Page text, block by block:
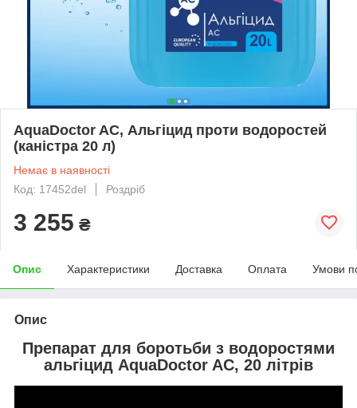
AquaDoctor AC, Альгіцид проти водоростей
(каністра 20 л)
Немає в наявності
Код: 17452del
Роздріб
3 255 ₴
Опис Характеристики Доставка Оплата Умови
Опис
Препарат для боротьби з водоростями
альгіцид AquaDoctor AC, 20 літрів